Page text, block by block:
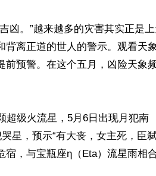
凶。”越来越多的灾害其实正是
背离正道的世人的警示。观看天象
前预警。在这个五月，凶险天象
超级火流星，5月6日出现月犯南
星，预示“有大丧，女主死，臣
，与宝瓶座η（Eta）流星雨相合